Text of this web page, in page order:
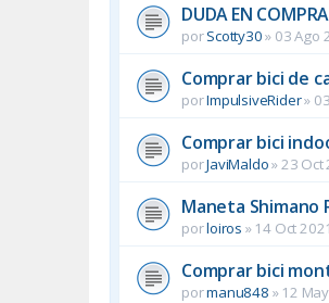
DUDA EN COMPRA
porScotty30» 03 Ago
Comprar bici de
porImpulsiveRider»
Comprar bici
porJaviMaldo»23 Oct
Maneta Shimano
porloiros » 14 Oct 2021
Comprar bici
pormanu848 » 12